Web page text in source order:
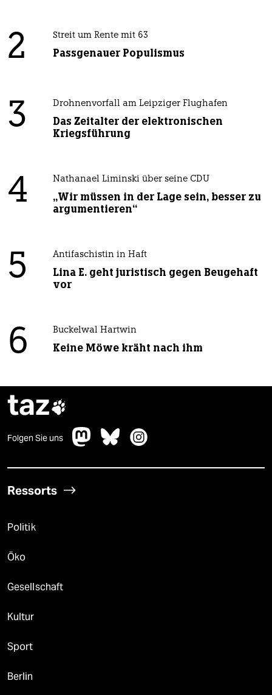
2 Streit um Rente mit 63
Passgenauer Populismus
3 Drohnenvorfall am Leipziger Flughafen
Das Zeitalter der elektronischen
Kriegsführung
4 Nathanael Liminski über seine CDU
„Wir müssen in der Lage sein, besser zu
argumentieren“
5 Antifaschistin in Haft
Lina E. geht juristisch gegen Beugehaft
vor
6 Buckelwal Hartwin
Keine Möwe kräht nach ihm
taz
Folgen Sie uns
Ressorts
Politik
Öko
Gesellschaft
Kultur
Sport
Berlin